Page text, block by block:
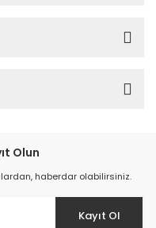
Olun
haberdar olabilirsiniz.
Kayıt Ol